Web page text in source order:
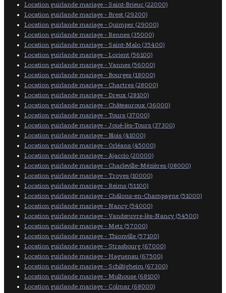
Location guirlande mariage - Saint-Brieuc (22000)
Location guirlande mariage - Brest (29200)
Location guirlande mariage - Quimper (29000)
Location guirlande mariage - Rennes (35000)
Location guirlande mariage - Saint-Malo (35400)
Location guirlande mariage - Lorient (56100)
Location guirlande mariage - Vannes (56000)
Location guirlande mariage - Bourges (18000)
Location guirlande mariage - Chartres (28000)
Location guirlande mariage - Dreux (28100)
Location guirlande mariage - Châteauroux (36000)
Location guirlande mariage - Tours (37000)
Location guirlande mariage - Joué-lès-Tours (37300)
Location guirlande mariage - Blois (41000)
Location guirlande mariage - Orléans (45000)
Location guirlande mariage - Ajaccio (20000)
Location guirlande mariage - Charleville-Mézières (08000)
Location guirlande mariage - Troyes (10000)
Location guirlande mariage - Reims (51100)
Location guirlande mariage - Châlons-en-Champagne (51000)
Location guirlande mariage - Nancy (54000)
Location guirlande mariage - Vandœuvre-lès-Nancy (54500)
Location guirlande mariage - Metz (57000)
Location guirlande mariage - Thionville (57100)
Location guirlande mariage - Strasbourg (67000)
Location guirlande mariage - Haguenau (67500)
Location guirlande mariage - Schiltigheim (67300)
Location guirlande mariage - Mulhouse (68100)
Location guirlande mariage - Colmar (68000)